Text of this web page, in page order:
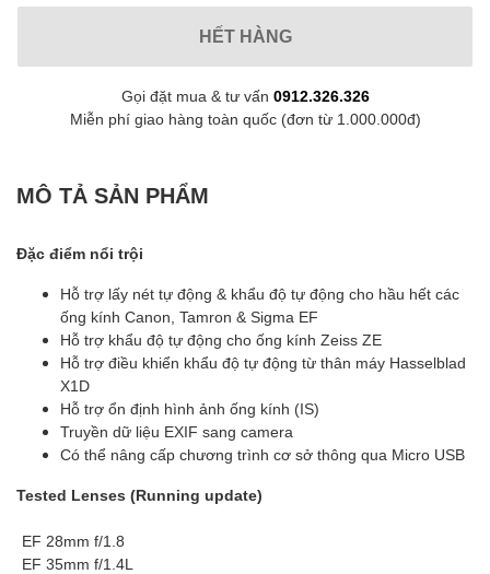
HẾT HÀNG
Gọi đặt mua & tư vấn 0912.326.326
Miễn phí giao hàng toàn quốc (đơn từ 1.000.000đ)
MÔ TẢ SẢN PHẨM
Đặc điểm nổi trội
Hỗ trợ lấy nét tự động & khẩu độ tự động cho hầu hết các
ống kính Canon, Tamron & Sigma EF
Hỗ trợ khẩu độ tự động cho ống kính Zeiss ZE
Hỗ trợ điều khiển khẩu độ tự động từ thân máy Hasselblad
X1D
Hỗ trợ ổn định hình ảnh ống kính (IS)
Truyền dữ liệu EXIF ​​sang camera
Có thể nâng cấp chương trình cơ sở thông qua Micro USB
Tested Lenses (Running update)
EF 28mm f/1.8
EF 35mm f/1.4L